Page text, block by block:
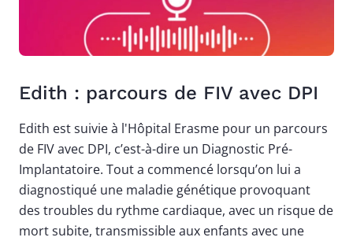
Edith : parcours de FIV avec DPI
Edith est suivie à l'Hôpital Erasme pour un parcours
de FIV avec DPI, c’est-à-dire un Diagnostic Pré-
Implantatoire. Tout a commencé lorsqu’on lui a
diagnostiqué une maladie génétique provoquant
des troubles du rythme cardiaque, avec un risque de
mort subite, transmissible aux enfants avec une